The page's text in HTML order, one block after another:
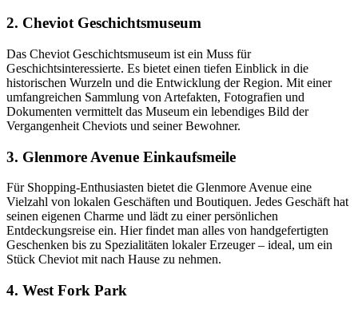
2. Cheviot Geschichtsmuseum
Das Cheviot Geschichtsmuseum ist ein Muss für
Geschichtsinteressierte. Es bietet einen tiefen Einblick in die
historischen Wurzeln und die Entwicklung der Region. Mit einer
umfangreichen Sammlung von Artefakten, Fotografien und
Dokumenten vermittelt das Museum ein lebendiges Bild der
Vergangenheit Cheviots und seiner Bewohner.
3. Glenmore Avenue Einkaufsmeile
Für Shopping-Enthusiasten bietet die Glenmore Avenue eine
Vielzahl von lokalen Geschäften und Boutiquen. Jedes Geschäft hat
seinen eigenen Charme und lädt zu einer persönlichen
Entdeckungsreise ein. Hier findet man alles von handgefertigten
Geschenken bis zu Spezialitäten lokaler Erzeuger – ideal, um ein
Stück Cheviot mit nach Hause zu nehmen.
4. West Fork Park